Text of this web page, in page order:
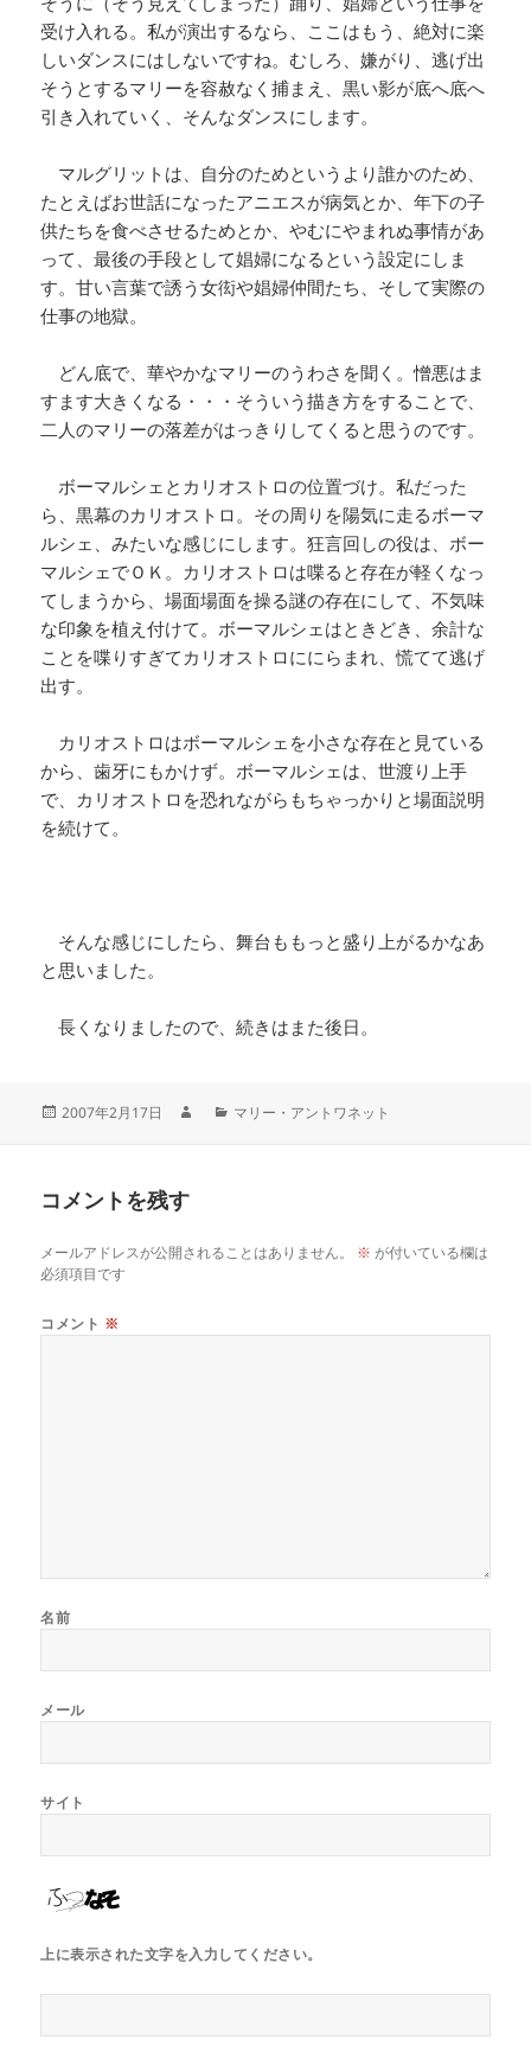
受け入れる。私が演出するなら、ここはもう、絶対に楽
しいダンスにはしないですね。むしろ、嫌がり、逃げ出
そうとするマリーを容赦なく捕まえ、黒い影が底へ底へ
引き入れていく、そんなダンスにします。
マルグリットは、自分のためというより誰かのため、
たとえばお世話になったアニエスが病気とか、年下の子
供たちを食べさせるためとか、やむにやまれぬ事情があ
って、最後の手段として娼婦になるという設定にしま
す。甘い言葉で誘う女衒や娼婦仲間たち、そして実際の
仕事の地獄。
どん底で、華やかなマリーのうわさを聞く。憎悪はま
すます大きくなる・・・そういう描き方をすることで、
二人のマリーの落差がはっきりしてくると思うのです。
ボーマルシェとカリオストロの位置づけ。私だった
ら、黒幕のカリオストロ。その周りを陽気に走るボーマ
ルシェ、みたいな感じにします。狂言回しの役は、ボー
マルシェでＯＫ。カリオストロは喋ると存在が軽くなっ
てしまうから、場面場面を操る謎の存在にして、不気味
な印象を植え付けて。ボーマルシェはときどき、余計な
ことを喋りすぎてカリオストロににらまれ、慌てて逃げ
出す。
カリオストロはボーマルシェを小さな存在と見ている
から、歯牙にもかけず。ボーマルシェは、世渡り上手
で、カリオストロを恐れながらもちゃっかりと場面説明
を続けて。
そんな感じにしたら、舞台ももっと盛り上がるかなあ
と思いました。
長くなりましたので、続きはまた後日。
2007年2月17日 マリー・アントワネット
コメントを残す
メールアドレスが公開されることはありません。 ※ が付いている欄は
必須項目です
コメント ※
名前
メール
サイト
上に表示された文字を入力してください。